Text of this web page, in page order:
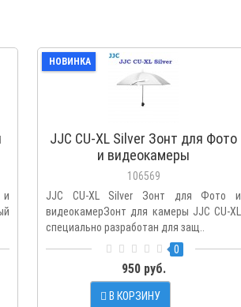
НОВИНКА
JJC CU-XL Silver Зонт для Фото
и видеокамеры
106569
JJC CU-XL Silver Зонт для Фото и
видеокамерЗонт для камеры JJC CU-XL
специально разработан для защ..
0
950 руб.
В КОРЗИНУ